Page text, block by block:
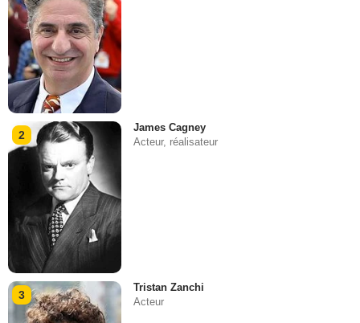
2
James Cagney
Acteur, réalisateur
3
Tristan Zanchi
Acteur